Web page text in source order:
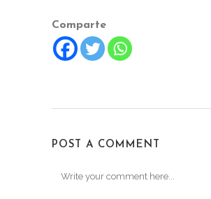
Comparte
POST A COMMENT